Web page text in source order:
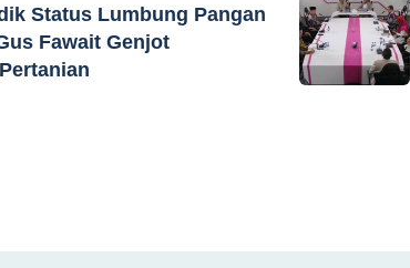
Status Lumbung Pangan
Fawait Genjot